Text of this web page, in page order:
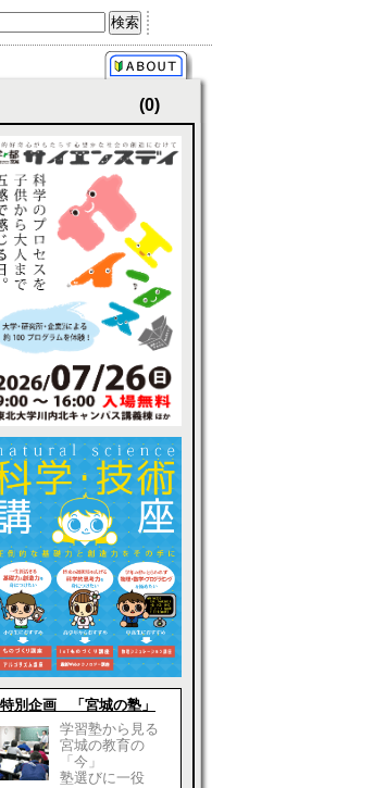
(0)
特別企画 「宮城の塾」
学習塾から見る
宮城の教育の
「今」
塾選びに一役